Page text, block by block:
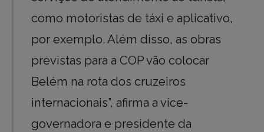
como motoristas de táxi e aplicativo,
por exemplo. Além disso, as obras
previstas para a COP vão colocar
Belém na rota dos cruzeiros
internacionais”, afirma a vice-
governadora e presidente da